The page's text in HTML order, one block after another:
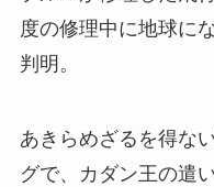
度の修理中に地球に
判明。
あきらめざるを得な
グで、カダン王の遣